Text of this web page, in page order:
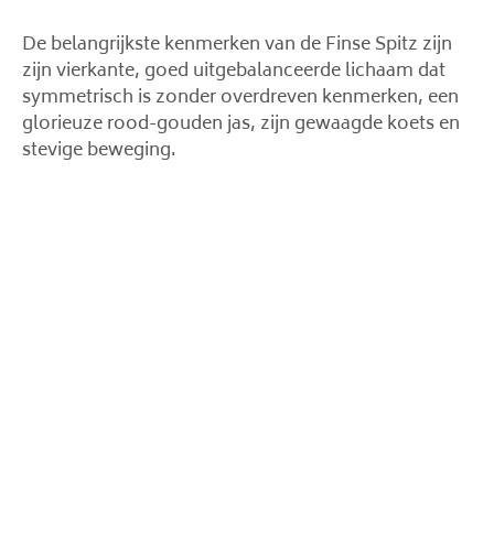
De belangrijkste kenmerken van de Finse Spitz zijn
zijn vierkante, goed uitgebalanceerde lichaam dat
symmetrisch is zonder overdreven kenmerken, een
glorieuze rood-gouden jas, zijn gewaagde koets en
stevige beweging.